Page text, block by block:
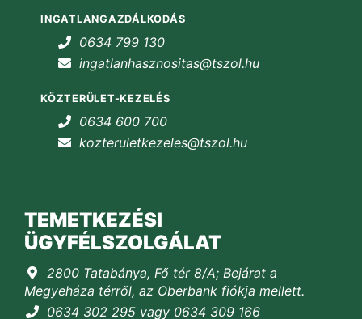
INGATLANGAZDÁLKODÁS
0634 799 130
ingatlanhasznositas@tszol.hu
KÖZTERÜLET-KEZELÉS
0634 600 700
kozteruletkezeles@tszol.hu
TEMETKEZÉSI
ÜGYFÉLSZOLGÁLAT
2800 Tatabánya, Fő tér 8/A; Bejárat a
Megyeháza térről, az Oberbank fiókja mellett.
0634 302 295 vagy 0634 309 166